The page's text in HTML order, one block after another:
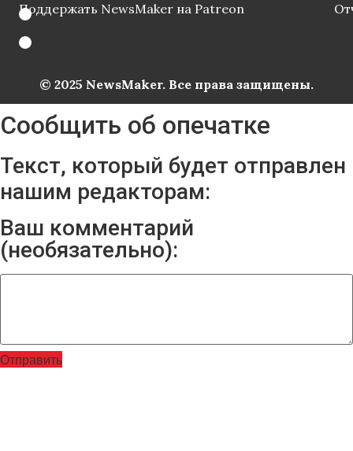
Поддержать NewsMaker на Patreon
© 2025 NewsMaker. Все права защищены.
Сообщить об опечатке
Текст, который будет отправлен
нашим редакторам:
Ваш комментарий
(необязательно):
Отправить